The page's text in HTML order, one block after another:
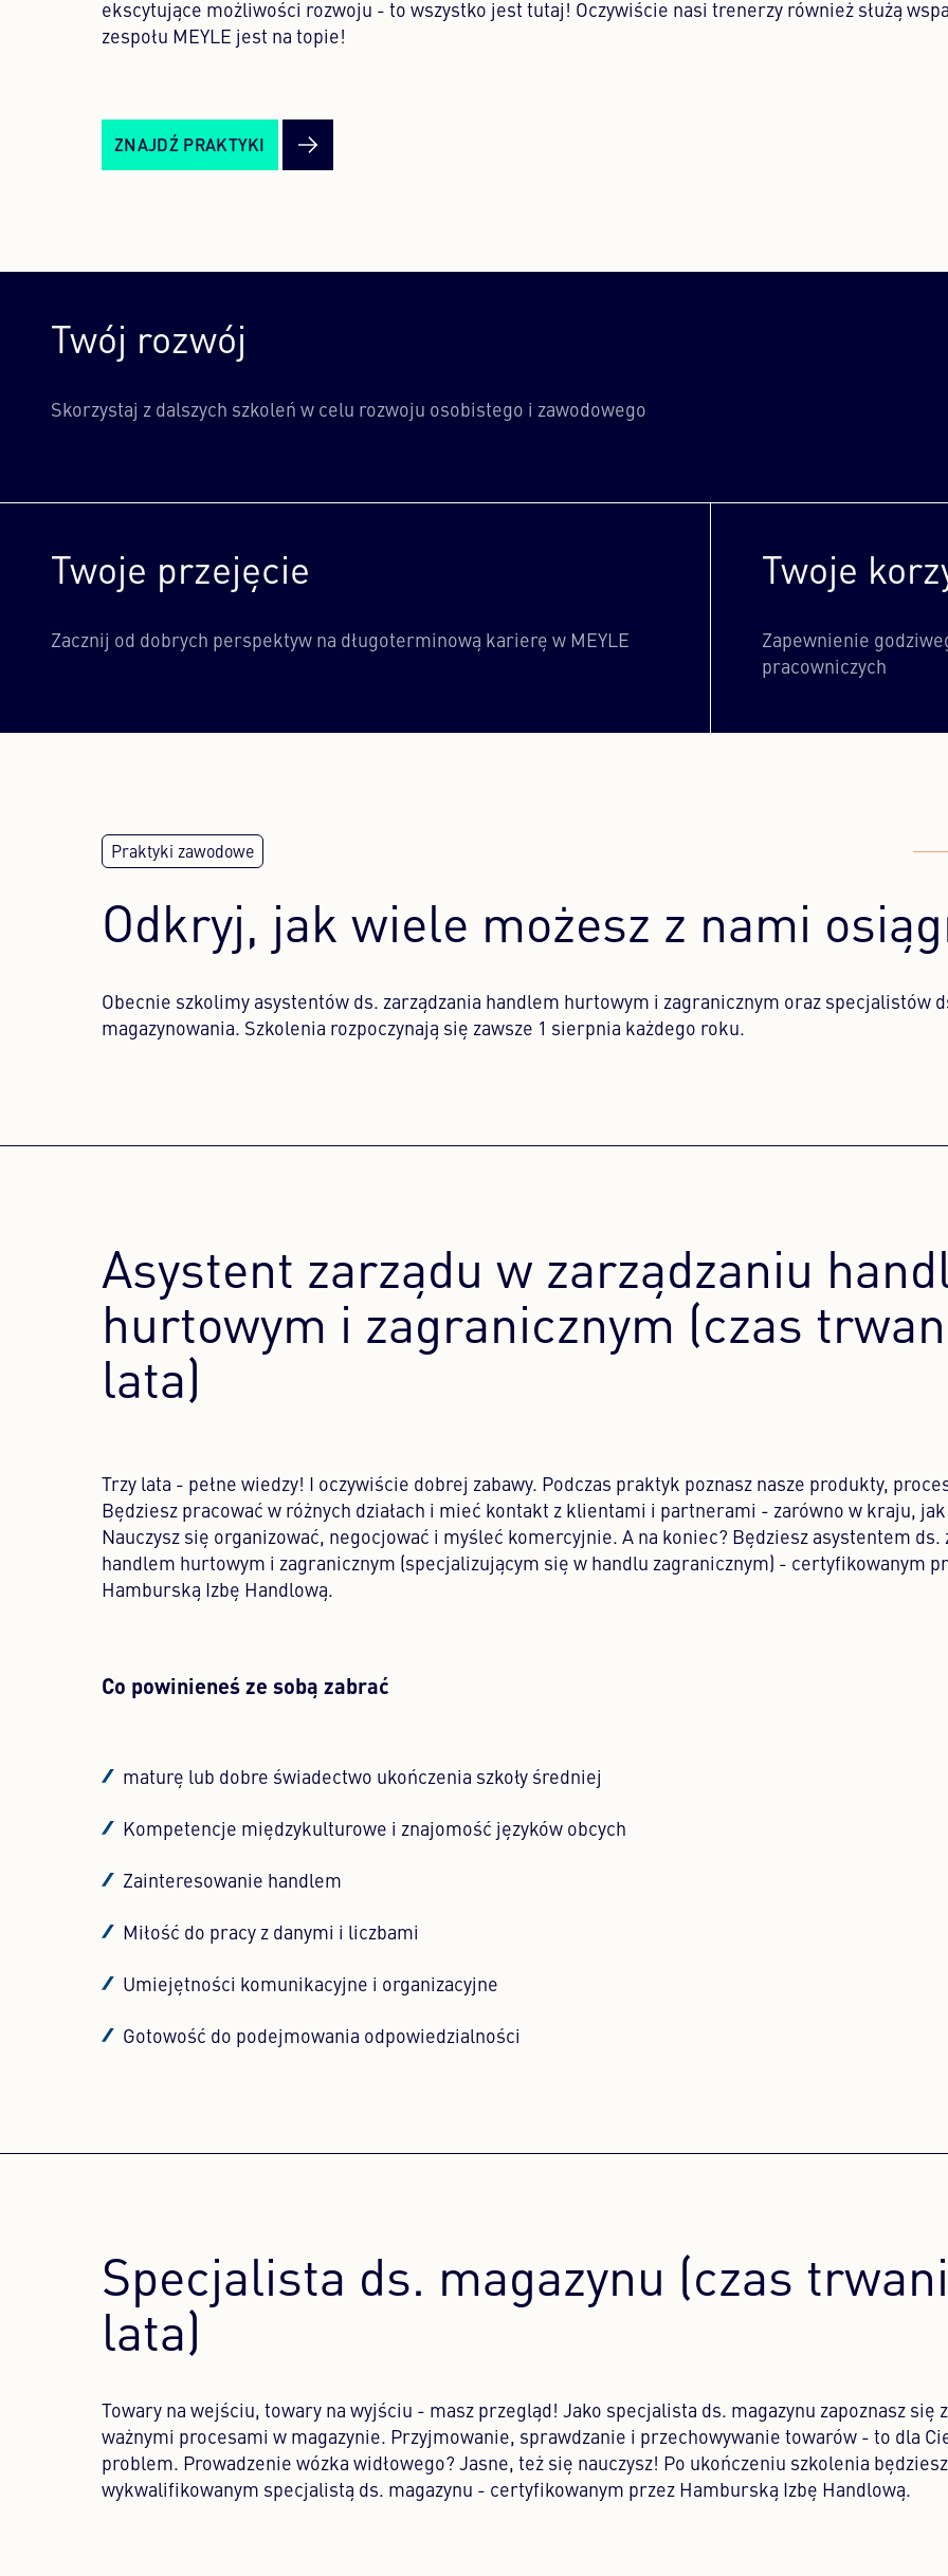
ekscytujące możliwości rozwoju - to wszystko jest tutaj! Oczywiście nasi trenerzy również służą
zespołu MEYLE jest na topie!
ZNAJDŹ PRAKTYKI
Twój rozwój
Skorzystaj z dalszych szkoleń w celu rozwoju osobistego i zawodowego
Twoje przejęcie
Zacznij od dobrych perspektyw na długoterminową karierę w MEYLE
Twoje
Zapewnienie
pracowniczych
Odkryj, jak wiele możesz z nami
Obecnie szkolimy asystentów ds. zarządzania handlem hurtowym i zagranicznym oraz specjalistów
magazynowania. Szkolenia rozpoczynają się zawsze 1 sierpnia każdego roku.
Asystent zarządu w zarządzaniu
hurtowym i zagranicznym (czas
lata)
Trzy lata - pełne wiedzy! I oczywiście dobrej zabawy. Podczas praktyk poznasz nasze produkty,
Będziesz pracować w różnych działach i mieć kontakt z klientami i partnerami - zarówno w kraju,
Nauczysz się organizować, negocjować i myśleć komercyjnie. A na koniec? Będziesz asystentem ds.
handlem hurtowym i zagranicznym (specjalizującym się w handlu zagranicznym) - certyfikowanym
Hamburską Izbę Handlową.
Co powinieneś ze sobą zabrać
maturę lub dobre świadectwo ukończenia szkoły średniej
Kompetencje międzykulturowe i znajomość języków obcych
Zainteresowanie handlem
Miłość do pracy z danymi i liczbami
Umiejętności komunikacyjne i organizacyjne
Gotowość do podejmowania odpowiedzialności
Specjalista ds. magazynu (czas
lata)
Towary na wejściu, towary na wyjściu - masz przegląd! Jako specjalista ds. magazynu zapoznasz się
ważnymi procesami w magazynie. Przyjmowanie, sprawdzanie i przechowywanie towarów - to dla
problem. Prowadzenie wózka widłowego? Jasne, też się nauczysz! Po ukończeniu szkolenia będziesz
wykwalifikowanym specjalistą ds. magazynu - certyfikowanym przez Hamburską Izbę Handlową.